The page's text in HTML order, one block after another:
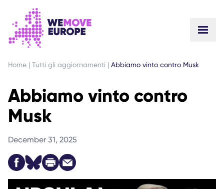
VAI AL CONTENUTO PRINCIPALE
VAI AL FOOTER
Home | Tutti gli aggiornamenti | Abbiamo vinto contro Musk
Abbiamo vinto contro
Musk
December 31, 2025